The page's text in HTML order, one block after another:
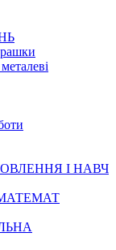
І НАВЧ